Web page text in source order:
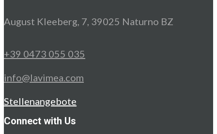
August Kleeberg, 7, 39025 Naturno BZ
+39 0473 055 035
info@lavimea.com
Stellenangebote
Connect with Us